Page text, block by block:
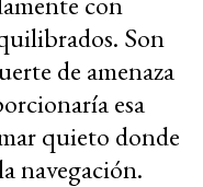
Son
de amenaza
esa
quieto donde
navegación.